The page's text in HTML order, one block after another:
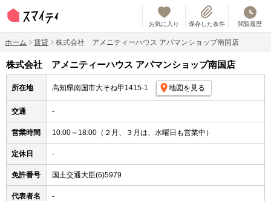
お気に入り 保存した条件 閲覧履歴
ホーム 賃貸 株式会社 アメニティーハウス アパマンショップ南国店
株式会社 アメニティーハウス アパマンショップ南国店
所在地 高知県南国市大そね甲1415-1 地図を見る
交通 -
営業時間 10:00～18:00（２月、３月は、水曜日も営業中）
定休日 -
免許番号 国土交通大臣(6)5979
代表者名 -